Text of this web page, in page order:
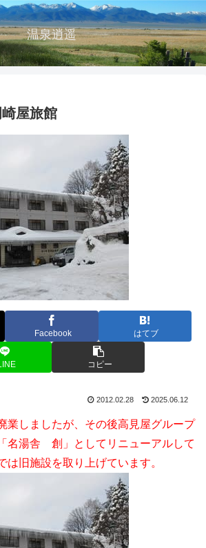
温泉逍遥
屋旅館
Facebook はてブ
コピー
2012.02.28 2025.06.12
業しましたが、その後高見屋グループ
名湯舎 創」としてリニューアルして
は旧施設を取り上げています。